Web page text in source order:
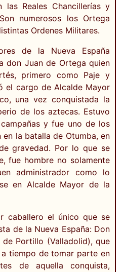
las Reales Chancillerías y
numerosos los Ortega
Ordenes Militares.
de la Nueva España
don Juan de Ortega quien
primero como Paje y
el cargo de Alcalde Mayor
una vez conquistada la
de los aztecas. Estuvo
y fue uno de los
la batalla de Otumba, en
gravedad. Por lo que se
fue hombre no solamente
administrador como lo
en Alcalde Mayor de la
caballero el único que se
de la Nueva España: Don
Portillo (Valladolid), que
tiempo de tomar parte en
de aquella conquista,